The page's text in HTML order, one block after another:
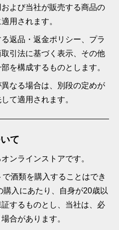
よび当社が販売する商品の
用されます。
返品・返金ポリシー、プラ
引法に基づく表示、その他
を構成するものとします。
なる場合は、別段の定めが
て適用されます。
て
ンラインストアです。
酒類を購入することはでき
購入にあたり、自身が20歳以
証するものとし、当社は、必
合があります。